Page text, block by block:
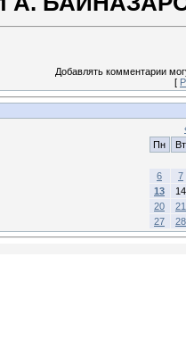
Добавлять комментарии
[
Пн
Вт
6
7
13
14
20
21
27
28